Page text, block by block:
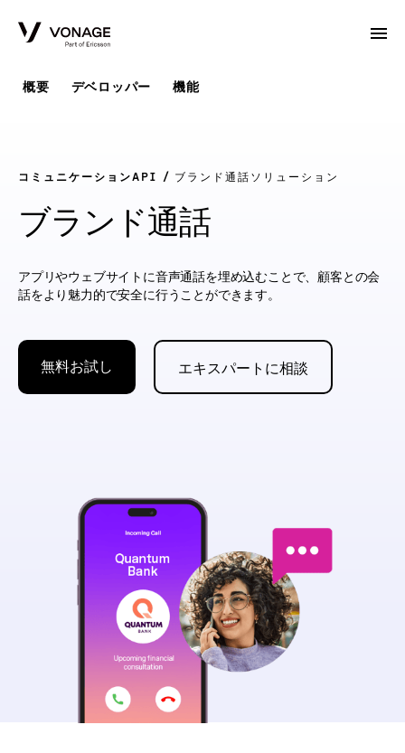
概要 デベロッパー 機能
コミュニケーションAPI ブランド通話ソリューション
ブランド通話
アプリやウェブサイトに音声通話を埋め込むことで、顧客との会
話をより魅力的で安全に行うことができます。
無料お試し エキスパートに相談